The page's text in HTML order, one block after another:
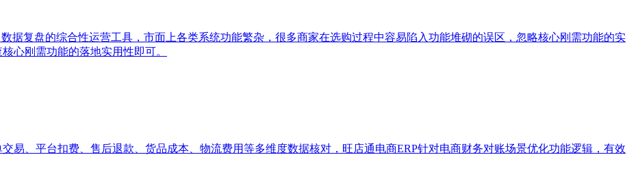
据复盘的综合性运营工具，市面上各类系统功能繁杂，很多商家在选购过程中容易陷入功能堆砌的误区，忽略核心刚需功能的实
心刚需功能的落地实用性即可。
易、平台扣费、售后退款、货品成本、物流费用等多维度数据核对，旺店通电商ERP针对电商财务对账场景优化功能逻辑，有效